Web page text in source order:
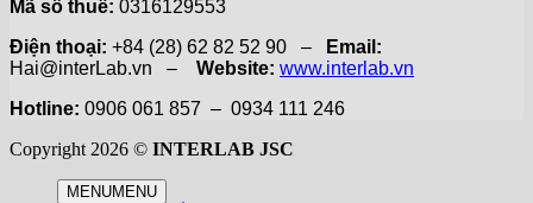
Mã số thuế: 0316129553
Điện thoại: +84 (28) 62 82 52 90 –
Email:
Hai@interLab.vn – Website: www.interlab.vn
Hotline: 0906 061 857 – 0934 111 246
Copyright 2026 © INTERLAB JSC
MENUMENU